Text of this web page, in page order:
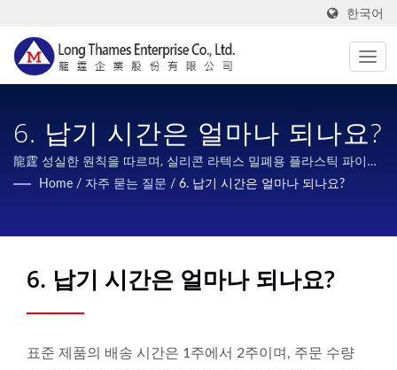
한국어
6. 납기 시간은 얼마나 되나요?
龍霆 성실한 원칙을 따르며, 실리콘 라텍스 밀폐용 플라스틱 파이프
의 가장 빠른 납기, 최고의 품질, 가장 진심 어린 서비스 및 가장 우대
Home / 자주 묻는 질문 / 6. 납기 시간은 얼마나 되나요?
6. 납기 시간은 얼마나 되나요?
표준 제품의 배송 시간은 1주에서 2주이며, 주문 수량